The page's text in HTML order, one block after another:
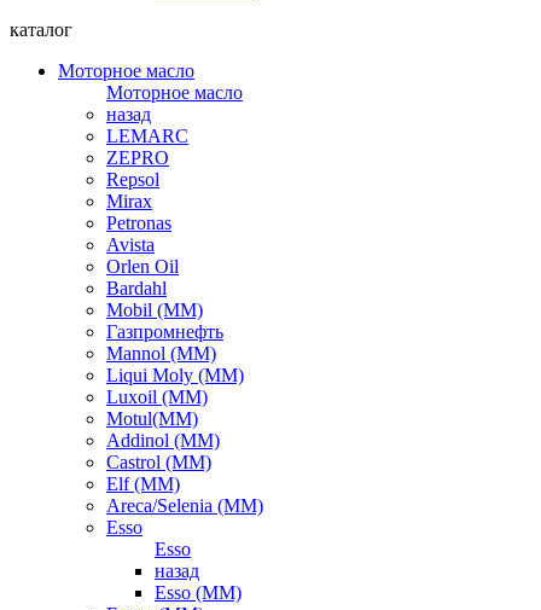
каталог
Моторное масло
Моторное масло
назад
LEMARC
ZEPRO
Repsol
Mirax
Petronas
Avista
Orlen Oil
Bardahl
Mobil (ММ)
Газпромнефть
Mannol (ММ)
Liqui Moly (ММ)
Luxoil (ММ)
Motul(ММ)
Addinol (ММ)
Castrol (ММ)
Elf (ММ)
Areca/Selenia (ММ)
Esso
Esso
назад
Esso (ММ)